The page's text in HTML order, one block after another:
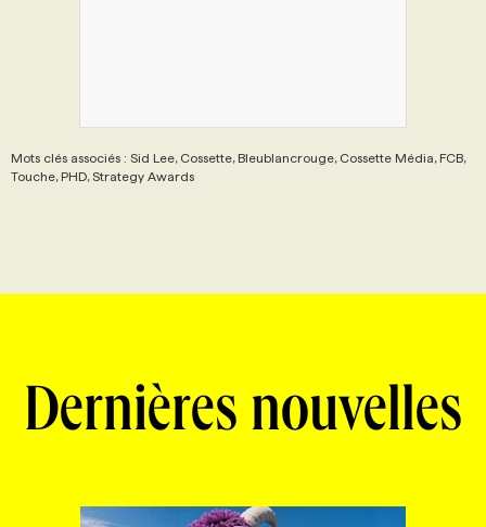
Mots clés associés : Sid Lee, Cossette, Bleublancrouge, Cossette Média, FCB,
Touche, PHD, Strategy Awards
Dernières nouvelles